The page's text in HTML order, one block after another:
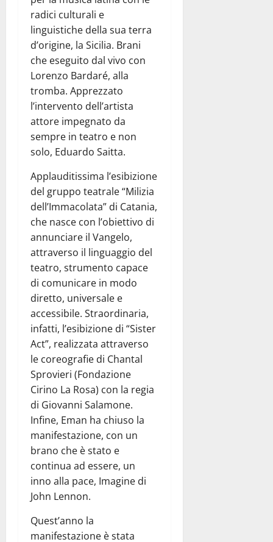
radici culturali e
linguistiche della sua terra
d’origine, la Sicilia. Brani
che eseguito dal vivo con
Lorenzo Bardaré, alla
tromba. Apprezzato
l’intervento dell’artista
attore impegnato da
sempre in teatro e non
solo, Eduardo Saitta.
Applauditissima l’esibizione
del gruppo teatrale “Milizia
dell’Immacolata” di Catania,
che nasce con l’obiettivo di
annunciare il Vangelo,
attraverso il linguaggio del
teatro, strumento capace
di comunicare in modo
diretto, universale e
accessibile. Straordinaria,
infatti, l’esibizione di “Sister
Act”, realizzata attraverso
le coreografie di Chantal
Sprovieri (Fondazione
Cirino La Rosa) con la regia
di Giovanni Salamone.
Infine, Eman ha chiuso la
manifestazione, con un
brano che è stato e
continua ad essere, un
inno alla pace, Imagine di
John Lennon.
Quest’anno la
manifestazione è stata